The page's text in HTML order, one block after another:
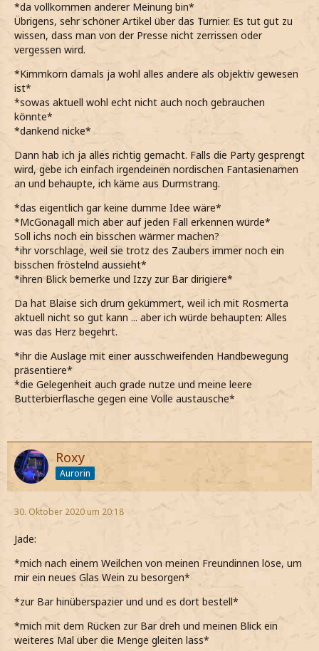
*da vollkommen anderer Meinung bin*
Übrigens, sehr schöner Artikel über das Turnier. Es tut gut zu
wissen, dass man von der Presse nicht zerrissen oder
vergessen wird.
*Kimmkorn damals ja wohl alles andere als objektiv gewesen
ist*
*sowas aktuell wohl echt nicht auch noch gebrauchen
könnte*
*dankend nicke*
Dann hab ich ja alles richtig gemacht. Falls die Party gesprengt
wird, gebe ich einfach irgendeinen nordischen Fantasienamen
an und behaupte, ich käme aus Durmstrang.
*das eigentlich gar keine dumme Idee wäre*
*McGonagall mich aber auf jeden Fall erkennen würde*
Soll ichs noch ein bisschen wärmer machen?
*ihr vorschlage, weil sie trotz des Zaubers immer noch ein
bisschen fröstelnd aussieht*
*ihren Blick bemerke und Izzy zur Bar dirigiere*
Da hat Blaise sich drum gekümmert, weil ich mit Rosmerta
aktuell nicht so gut kann ... aber ich würde behaupten: Alles
was das Herz begehrt.
*ihr die Auslage mit einer ausschweifenden Handbewegung
präsentiere*
*die Gelegenheit auch grade nutze und meine leere
Butterbierflasche gegen eine Volle austausche*
Roxy
Aurorin
30. Oktober 2020 um 20:18
Jade:
*mich nach einem Weilchen von meinen Freundinnen löse, um
mir ein neues Glas Wein zu besorgen*
*zur Bar hinüberspazier und und es dort bestell*
*mich mit dem Rücken zur Bar dreh und meinen Blick ein
weiteres Mal über die Menge gleiten lass*